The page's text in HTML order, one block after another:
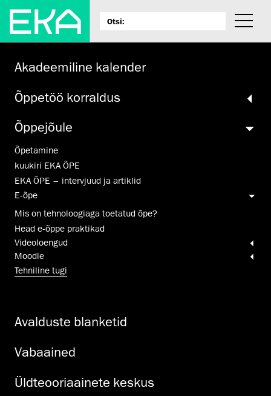
Akadeemiline kalender
Õppetöö korraldus
Õppejõule
Õpetamine
kuukiri EKA ÕPE
EKA ÕPE – intervjuud ja artiklid
E-õpe
Mis on tehnoloogiaga toetatud õpe?
Head e-õppe praktikad
Video­loengud
Moodle
Tehniline tugi
Avalduste blanketid
Vabaained
Üldteooriaainete keskus